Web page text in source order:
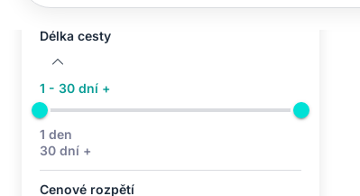
Délka cesty
1 - 30 dní +
1 den
30 dní +
Cenové rozpětí